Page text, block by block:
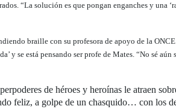
“La solución es que pongan enganches y una
braille con su profesora de apoyo de la
y se está pensando ser profe de Mates. “No sé
de héroes y heroínas le atraen
feliz, a golpe de un chasquido… con los